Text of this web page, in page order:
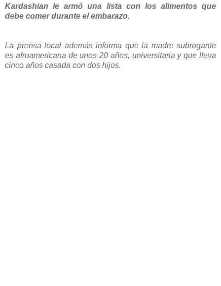
Kardashian le armó una lista con los alimentos que
debe comer durante el embarazo.
La prensa local además informa que la madre subrogante
es afroamericana de unos 20 años, universitaria y que lleva
cinco años casada con dos hijos.